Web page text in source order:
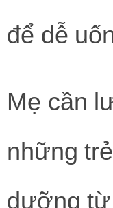
để dễ
Mẹ cần
những
dưỡng